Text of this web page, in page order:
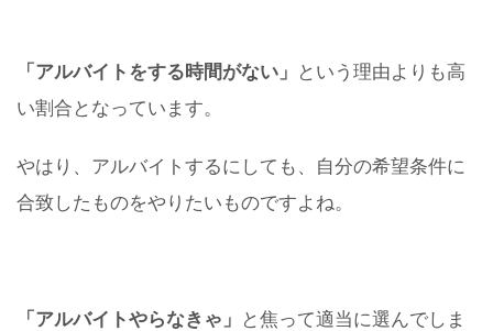
「アルバイトをする時間がない」
という理由よりも高
い割合となっています。
やはり、アルバイトするにしても、自分の希望条件に
合致したものをやりたいものですよね。
「アルバイトやらなきゃ」
と焦って適当に選んでしま